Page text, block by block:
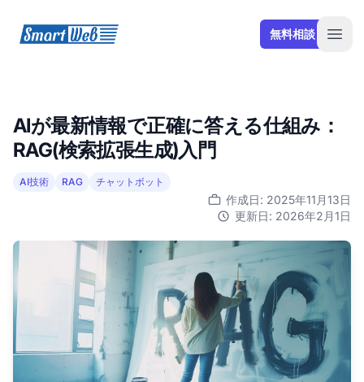
SmartWeb 無料相談
AIが最新情報で正確に答える仕組み：
RAG(検索拡張生成)入門
AI技術 RAG チャットボット
作成日: 2025年11月13日
更新日: 2026年2月1日